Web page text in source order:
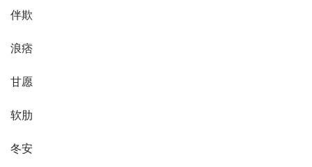
伴欺
浪痞
甘愿
软肋
冬安